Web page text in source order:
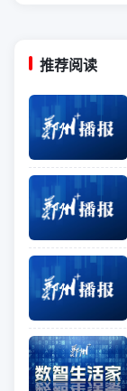
推荐阅读